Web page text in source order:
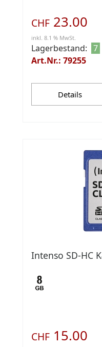
CHF 23.00
inkl. 8.1 % MwSt.
Lagerbestand: 7
Art.Nr.: 79255
Details
Intenso SD-HC
CHF 15.00